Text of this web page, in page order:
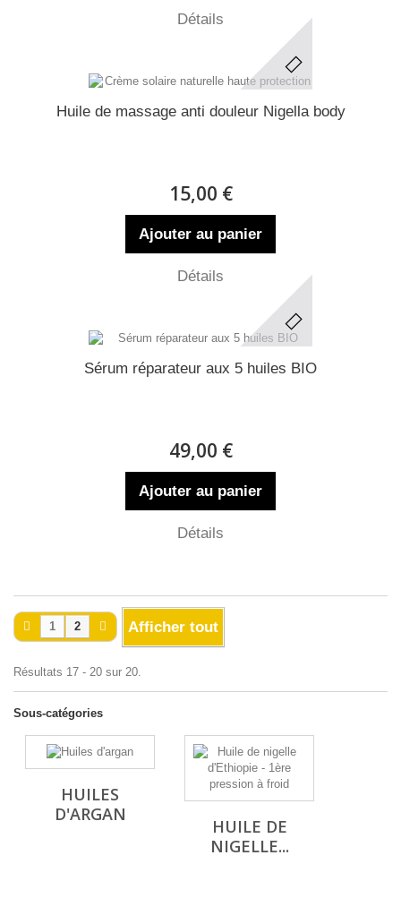
Détails
Huile de massage anti douleur Nigella body
15,00 €
Ajouter au panier
Détails
Sérum réparateur aux 5 huiles BIO
49,00 €
Ajouter au panier
Détails
Afficher tout
1 2
Résultats 17 - 20 sur 20.
Sous-catégories
HUILES
D'ARGAN
HUILE DE
NIGELLE...